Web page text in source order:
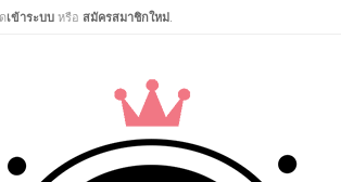
เข้าระบบ หรือ สมัครสมาชิกใหม่